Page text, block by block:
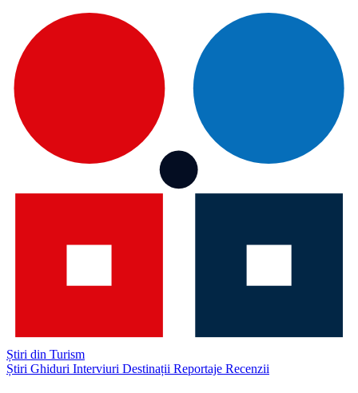
Știri din Turism
Știri Ghiduri Interviuri Destinații Reportaje Recenzii